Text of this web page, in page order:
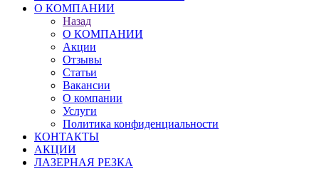
О КОМПАНИИ
Назад
О КОМПАНИИ
Акции
Отзывы
Статьи
Вакансии
О компании
Услуги
Политика конфиденциальности
КОНТАКТЫ
АКЦИИ
ЛАЗЕРНАЯ РЕЗКА